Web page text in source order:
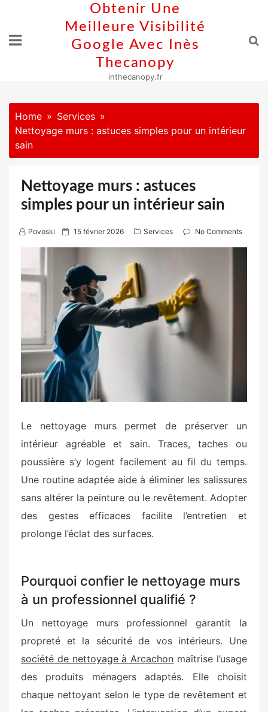
content
Obtenir Une
Meilleure Visibilité
Google Avec Inès
Thecanopy
inthecanopy.fr
Home
Services
Nettoyage murs : astuces simples pour un intérieur
sain
Nettoyage murs : astuces
simples pour un intérieur sain
Povoski
P
o
t
e
d
15 février 2026 Services No Comments
Le nettoyage murs permet de préserver un
intérieur agréable et sain. Traces, taches ou
poussière s’y logent facilement au fil du temps.
Une routine adaptée aide à éliminer les salissures
sans altérer la peinture ou le revêtement. Adopter
des gestes efficaces facilite l’entretien et
prolonge l’éclat des surfaces.
Pourquoi confier le nettoyage murs
à un professionnel qualifié ?
Un nettoyage murs professionnel garantit la
propreté et la sécurité de vos intérieurs. Une
société de nettoyage à Arcachon maîtrise l’usage
des produits ménagers adaptés. Elle choisit
chaque nettoyant selon le type de revêtement et